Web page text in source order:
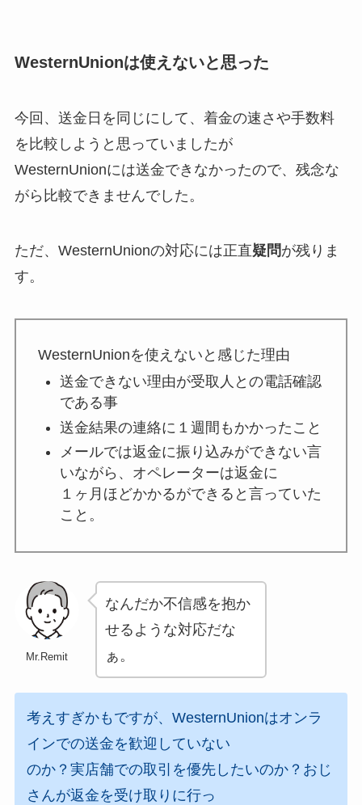
WesternUnionは使えないと思った
今回、送金日を同じにして、着金の速さや手数料
を比較しようと思っていましたが
WesternUnionには送金できなかったので、残念な
がら比較できませんでした。
ただ、WesternUnionの対応には正直疑問が残りま
す。
WesternUnionを使えないと感じた理由
送金できない理由が受取人との電話確認
である事
送金結果の連絡に１週間もかかったこと
メールでは返金に振り込みができない言
いながら、オペレーターは返金に
１ヶ月ほどかかるができると言っていた
こと。
Mr.Remit
なんだか不信感を抱か
せるような対応だな
ぁ。
考えすぎかもですが、WesternUnionはオンラ
インでの送金を歓迎していない
のか？実店舗での取引を優先したいのか？おじ
さんが返金を受け取りに行っ